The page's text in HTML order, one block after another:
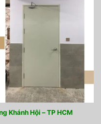
Khánh Hội – TP HCM